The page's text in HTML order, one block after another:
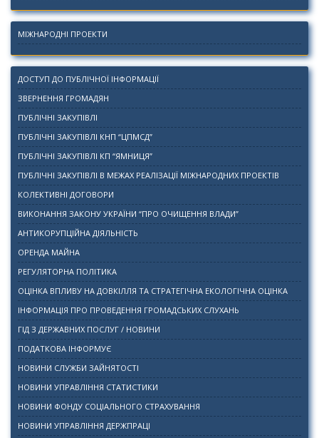
МІЖНАРОДНІ ПРОЕКТИ
ДОСТУП ДО ПУБЛІЧНОЇ ІНФОРМАЦІЇ
ЗВЕРНЕННЯ ГРОМАДЯН
ПУБЛІЧНІ ЗАКУПІВЛІ
ПУБЛІЧНІ ЗАКУПІВЛІ КНП “ЦПМСД”
ПУБЛІЧНІ ЗАКУПІВЛІ КП “ЯМНИЦЯ”
ПУБЛІЧНІ ЗАКУПІВЛІ В МЕЖАХ РЕАЛІЗАЦІЇ МІЖНАРОДНИХ ПРОЕКТІВ
КОЛЕКТИВНІ ДОГОВОРИ
ВИКОНАННЯ ЗАКОНУ УКРАЇНИ “ПРО ОЧИЩЕННЯ ВЛАДИ”
АНТИКОРУПЦІЙНА ДІЯЛЬНІСТЬ
ОРЕНДА МАЙНА
РЕГУЛЯТОРНА ПОЛІТИКА
ОЦІНКА ВПЛИВУ НА ДОВКІЛЛЯ ТА СТРАТЕГІЧНА ЕКОЛОГІЧНА ОЦІНКА
ІНФОРМАЦІЯ ПРО ПРОВЕДЕННЯ ГРОМАДСЬКИХ СЛУХАНЬ
ГІД З ДЕРЖАВНИХ ПОСЛУГ / НОВИНИ
ПОДАТКОВА ІНФОРМУЄ
НОВИНИ СЛУЖБИ ЗАЙНЯТОСТІ
НОВИНИ УПРАВЛІННЯ СТАТИСТИКИ
НОВИНИ ФОНДУ СОЦІАЛЬНОГО СТРАХУВАННЯ
НОВИНИ УПРАВЛІННЯ ДЕРЖПРАЦІ